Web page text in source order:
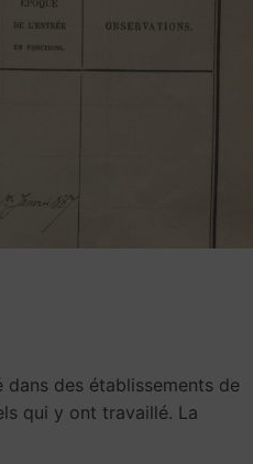
des établissements de
qui y ont travaillé. La